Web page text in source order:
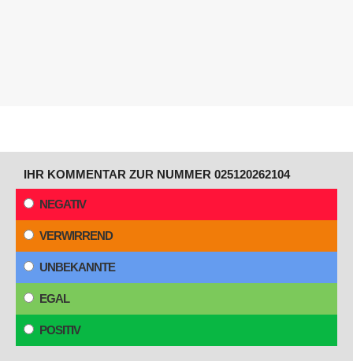
IHR KOMMENTAR ZUR NUMMER 025120262104
NEGATIV
VERWIRREND
UNBEKANNTE
EGAL
POSITIV